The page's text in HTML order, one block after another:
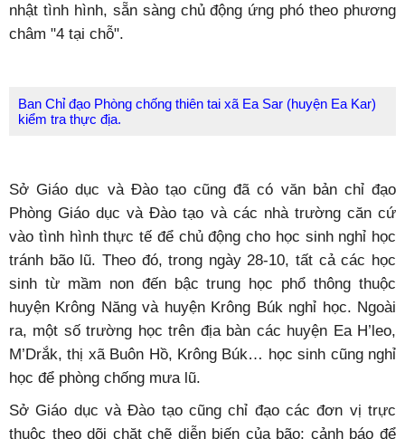
nhật tình hình, sẵn sàng chủ động ứng phó theo phương
châm "4 tại chỗ".
Ban Chỉ đạo Phòng chống thiên tai xã Ea Sar (huyện Ea Kar)
kiểm tra thực địa.
Sở Giáo dục và Đào tạo cũng đã có văn bản chỉ đạo
Phòng Giáo dục và Đào tạo và các nhà trường căn cứ
vào tình hình thực tế để chủ động cho học sinh nghỉ học
tránh bão lũ. Theo đó, trong ngày 28-10, tất cả các học
sinh từ mầm non đến bậc trung học phổ thông thuộc
huyện Krông Năng và huyện Krông Búk nghỉ học. Ngoài
ra, một số trường học trên địa bàn các huyện Ea H’leo,
M’Drắk, thị xã Buôn Hồ, Krông Búk… học sinh cũng nghỉ
học để phòng chống mưa lũ.
Sở Giáo dục và Đào tạo cũng chỉ đạo các đơn vị trực
thuộc theo dõi chặt chẽ diễn biến của bão; cảnh báo để